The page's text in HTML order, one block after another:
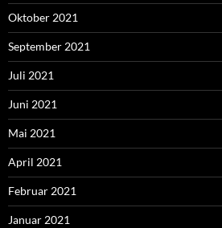
Oktober 2021
September 2021
Juli 2021
Juni 2021
Mai 2021
April 2021
Februar 2021
Januar 2021